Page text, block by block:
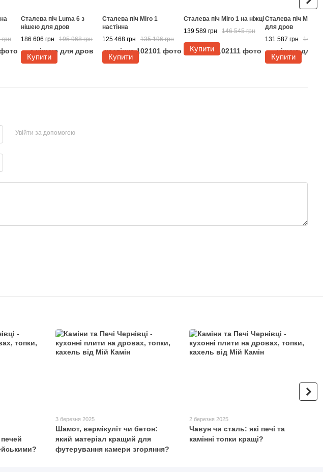
Сталева піч Luma 6 з
нішею для дров
186 606 грн
195 968 грн
Купити
Сталева піч Miro 1
настінна
125 468 грн
135 196 грн
Купити
Сталева піч Miro 1 на ніжці
139 589 грн
146 545 грн
Купити
Сталева піч Miro 4
для дров
131 587 грн
145
Купити
Увійти за допомогою
3 березня 2025
Шамот, вермікуліт чи бетон:
який матеріал кращий для
футерування камери згоряння?
2 березня 2025
Чавун чи сталь: які печі та
камінні топки кращі?